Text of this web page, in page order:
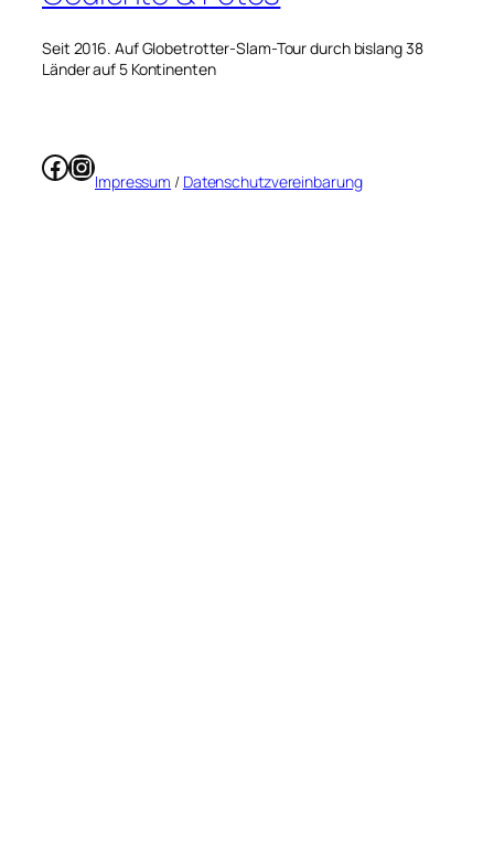
Seit 2016. Auf Globetrotter-Slam-Tour durch bislang 38
Länder auf 5 Kontinenten
Facebook
Instagram
Impressum / Datenschutzvereinbarung